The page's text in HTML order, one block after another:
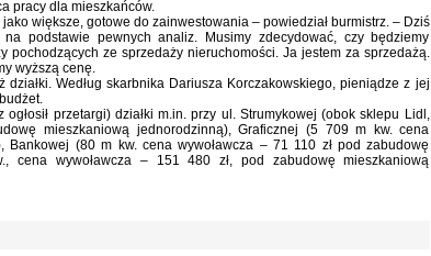
pracy dla mieszkańców.
większe, gotowe do zainwestowania – powiedział burmistrz. – Dziś
podstawie pewnych analiz. Musimy zdecydować, czy będziemy
pochodzących ze sprzedaży nieruchomości. Ja jestem za sprzedażą.
wyższą cenę.
Według skarbnika Dariusza Korczakowskiego, pieniądze z jej
przetargi) działki m.in. przy ul. Strumykowej (obok sklepu Lidl,
mieszkaniową jednorodzinną), Graficznej (5 709 m kw. cena
Bankowej (80 m kw. cena wywoławcza – 71 110 zł pod zabudowę
cena wywoławcza – 151 480 zł, pod zabudowę mieszkaniową